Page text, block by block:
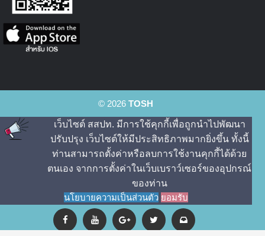
© 2026TOSH
เว็บไซต์ สสปท. มีการใช้คุกกี้เพื่อถูกนําไปพัฒนา
ปรับปรุง เว็บไซต์ให้มีประสิทธิภาพมากยิ่งขึ้น ทั้งนี้
ท่านสามารถตั้งค่าหรือลบการใช้งานคุกกี้ได้ด้วย
ตนเอง จากการตั้งค่าในเว็บเบราว์เซอร์ของอุปกรณ์
ของท่าน
นโยบายความเป็นส่วนตัว ยอมรับ